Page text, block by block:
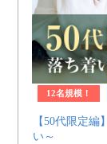
12名規模！
【50代限定
い～